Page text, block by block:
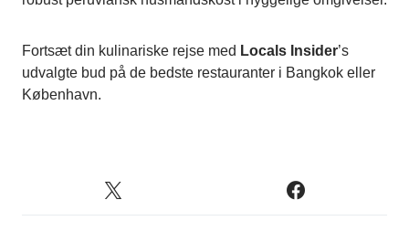
Fortsæt din kulinariske rejse med Locals Insider’s
udvalgte bud på de bedste restauranter i Bangkok eller
København.